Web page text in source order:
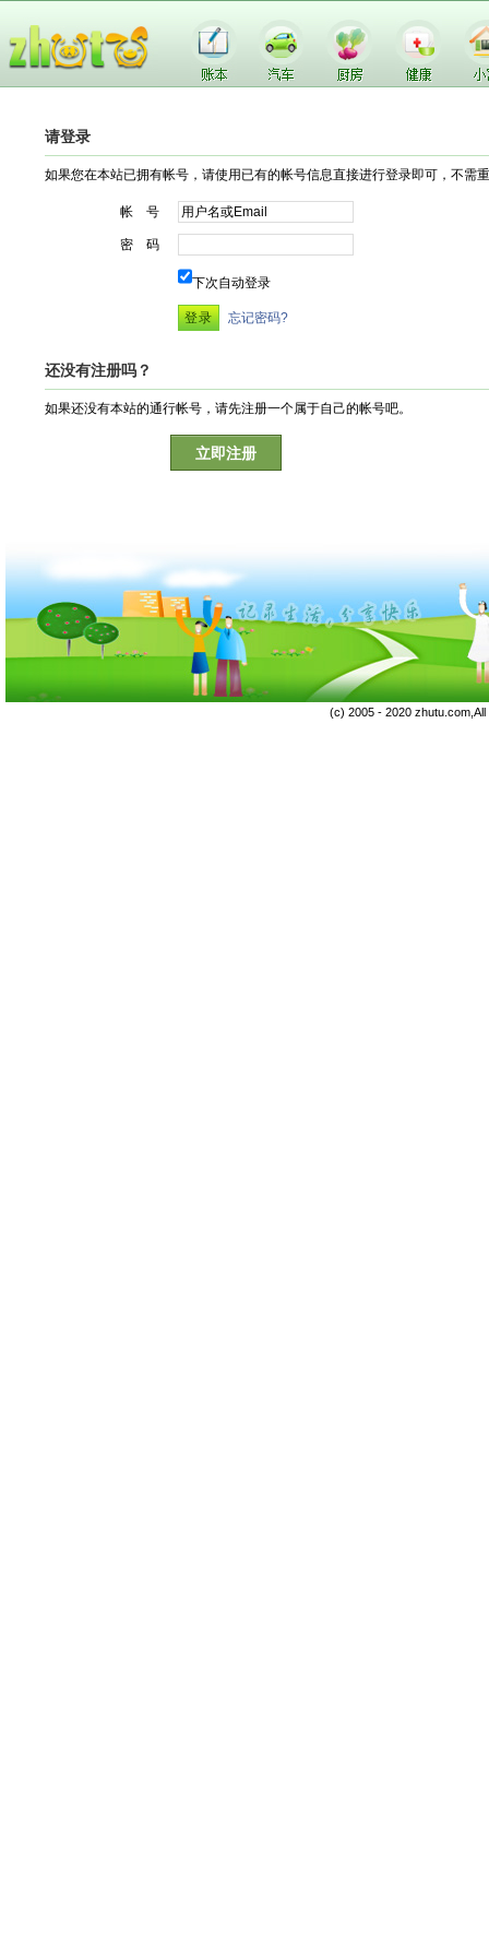
请登录
如果您在本站已拥有帐号，请使用已有的帐号信息直接进行登录即可，不需
帐 号
密 码
下次自动登录
忘记密码?
还没有注册吗？
如果还没有本站的通行帐号，请先注册一个属于自己的帐号吧。
立即注册
(c) 2005 - 2020